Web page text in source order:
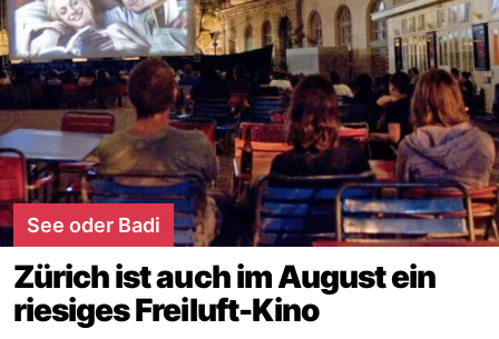
See oder Badi
Zürich ist auch im August ein
riesiges Freiluft-Kino